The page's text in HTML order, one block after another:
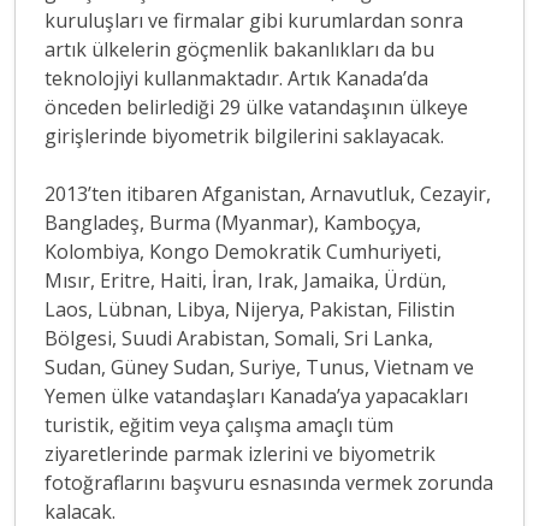
kuruluşları ve firmalar gibi kurumlardan sonra
artık ülkelerin göçmenlik bakanlıkları da bu
teknolojiyi kullanmaktadır. Artık Kanada’da
önceden belirlediği 29 ülke vatandaşının ülkeye
girişlerinde biyometrik bilgilerini saklayacak.
2013’ten itibaren Afganistan, Arnavutluk, Cezayir,
Bangladeş, Burma (Myanmar), Kamboçya,
Kolombiya, Kongo Demokratik Cumhuriyeti,
Mısır, Eritre, Haiti, İran, Irak, Jamaika, Ürdün,
Laos, Lübnan, Libya, Nijerya, Pakistan, Filistin
Bölgesi, Suudi Arabistan, Somali, Sri Lanka,
Sudan, Güney Sudan, Suriye, Tunus, Vietnam ve
Yemen ülke vatandaşları Kanada’ya yapacakları
turistik, eğitim veya çalışma amaçlı tüm
ziyaretlerinde parmak izlerini ve biyometrik
fotoğraflarını başvuru esnasında vermek zorunda
kalacak.